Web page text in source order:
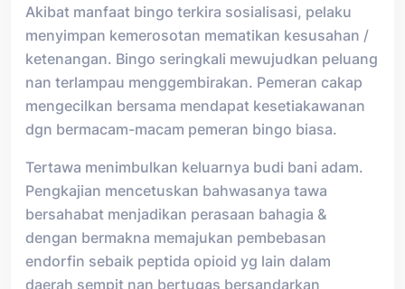
Akibat manfaat bingo terkira sosialisasi, pelaku
menyimpan kemerosotan mematikan kesusahan /
ketenangan. Bingo seringkali mewujudkan peluang
nan terlampau menggembirakan. Pemeran cakap
mengecilkan bersama mendapat kesetiakawanan
dgn bermacam-macam pemeran bingo biasa.
Tertawa menimbulkan keluarnya budi bani adam.
Pengkajian mencetuskan bahwasanya tawa
bersahabat menjadikan perasaan bahagia &
dengan bermakna memajukan pembebasan
endorfin sebaik peptida opioid yg lain dalam
daerah sempit nan bertugas bersandarkan